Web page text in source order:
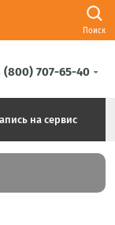
Поиск
(800) 707-65-40
на сервис